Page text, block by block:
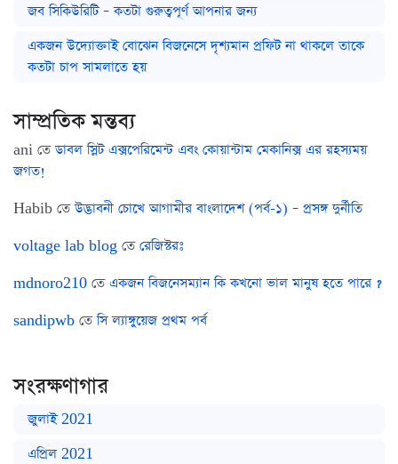
জব সিকিউরিটি – কতটা গুরুত্বপূর্ণ আপনার জন্য
একজন উদ্যোক্তাই বোঝেন বিজনেসে দৃশ্যমান প্রফিট না থাকলে তাকে
কতটা চাপ সামলাতে হয়
সাম্প্রতিক মন্তব্য
ani তেডাবল স্লিট এক্সপেরিমেন্ট এবং কোয়ান্টাম মেকানিক্স এর রহস্যময়
জগত!
Habib তেউদ্ভাবনী চোখে আগামীর বাংলাদেশ (পর্ব-১) – প্রসঙ্গ দুর্নীতি
voltage lab blog তেরেজিস্টরঃ
mdnoro210 তেএকজন বিজনেসম্যান কি কখনো ভাল মানুষ হতে পারে ?
sandipwb তেসি ল্যাঙ্গুয়েজ প্রথম পর্ব
সংরক্ষণাগার
জুলাই 2021
এপ্রিল 2021